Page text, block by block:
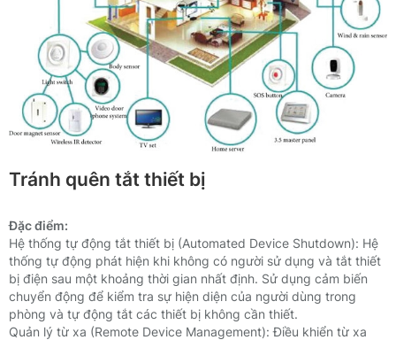
Tránh quên tắt thiết bị
Đặc điểm:
Hệ thống tự động tắt thiết bị (Automated Device Shutdown): Hệ
thống tự động phát hiện khi không có người sử dụng và tắt thiết
bị điện sau một khoảng thời gian nhất định. Sử dụng cảm biến
chuyển động để kiểm tra sự hiện diện của người dùng trong
phòng và tự động tắt các thiết bị không cần thiết.
Quản lý từ xa (Remote Device Management): Điều khiển từ xa